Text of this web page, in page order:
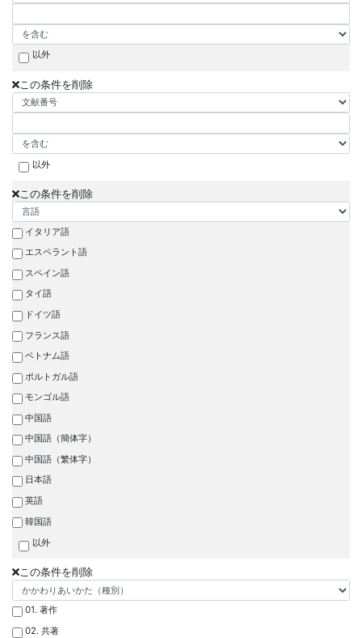
以外
この条件を削除
以外
この条件を削除
イタリア語
エスペラント語
スペイン語
タイ語
ドイツ語
フランス語
ベトナム語
ポルトガル語
モンゴル語
中国語
中国語（簡体字）
中国語（繁体字）
日本語
英語
韓国語
以外
この条件を削除
01. 著作
02. 共著